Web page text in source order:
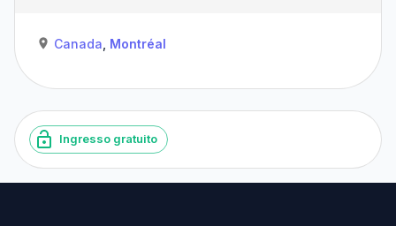
Canada Montréal
Ingresso gratuito